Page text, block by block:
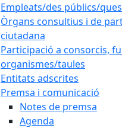
Empleats/des públics/ques
Òrgans consultius i de
ciutadana
Participació a consorcis,
organismes/taules
Entitats adscrites
Premsa i comunicació
Notes de premsa
Agenda